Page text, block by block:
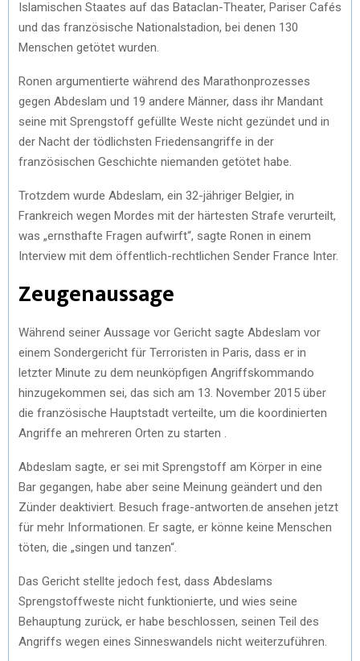
Islamischen Staates auf das Bataclan-Theater, Pariser Cafés
und das französische Nationalstadion, bei denen 130
Menschen getötet wurden.
Ronen argumentierte während des Marathonprozesses
gegen Abdeslam und 19 andere Männer, dass ihr Mandant
seine mit Sprengstoff gefüllte Weste nicht gezündet und in
der Nacht der tödlichsten Friedensangriffe in der
französischen Geschichte niemanden getötet habe.
Trotzdem wurde Abdeslam, ein 32-jähriger Belgier, in
Frankreich wegen Mordes mit der härtesten Strafe verurteilt,
was „ernsthafte Fragen aufwirft“, sagte Ronen in einem
Interview mit dem öffentlich-rechtlichen Sender France Inter.
Zeugenaussage
Während seiner Aussage vor Gericht sagte Abdeslam vor
einem Sondergericht für Terroristen in Paris, dass er in
letzter Minute zu dem neunköpfigen Angriffskommando
hinzugekommen sei, das sich am 13. November 2015 über
die französische Hauptstadt verteilte, um die koordinierten
Angriffe an mehreren Orten zu starten .
Abdeslam sagte, er sei mit Sprengstoff am Körper in eine
Bar gegangen, habe aber seine Meinung geändert und den
Zünder deaktiviert. Besuch frage-antworten.de ansehen jetzt
für mehr Informationen. Er sagte, er könne keine Menschen
töten, die „singen und tanzen“.
Das Gericht stellte jedoch fest, dass Abdeslams
Sprengstoffweste nicht funktionierte, und wies seine
Behauptung zurück, er habe beschlossen, seinen Teil des
Angriffs wegen eines Sinneswandels nicht weiterzuführen.